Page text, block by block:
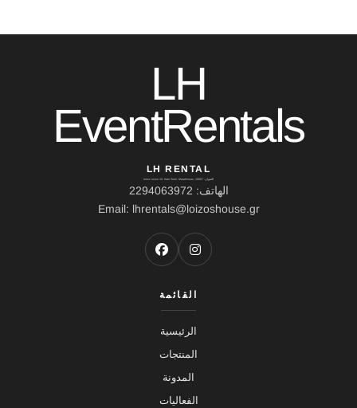
LH
EventRentals
LH RENTAL
العنوان: Ierou Loxou 10, Kato Souli, Marathonas, 19007
الهاتف: 2294063972
Email: lhrentals@loizoshouse.gr
القائمة
الرئيسية
المنتجات
المدونة
الفعاليات